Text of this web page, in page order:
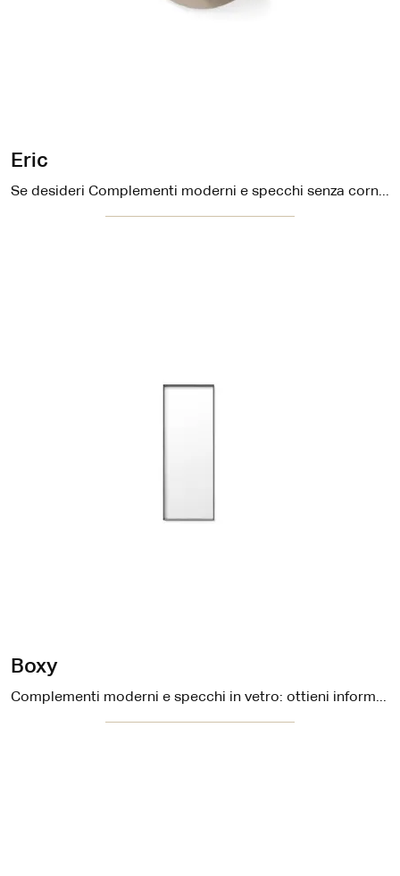
Eric
Se desideri Complementi moderni e specchi senza cornice scopri di più sul modello Eric dell'azienda Ditre Italia.
Boxy
Complementi moderni e specchi in vetro: ottieni informazioni sul modello Boxy di Ditre Italia e potrai completare i tuoi interni.